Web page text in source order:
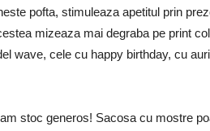
pofta, stimuleaza apetitul prin
mizeaza mai degraba pe print
wave, cele cu happy birthday, cu
stoc generos! Sacosa cu mostre